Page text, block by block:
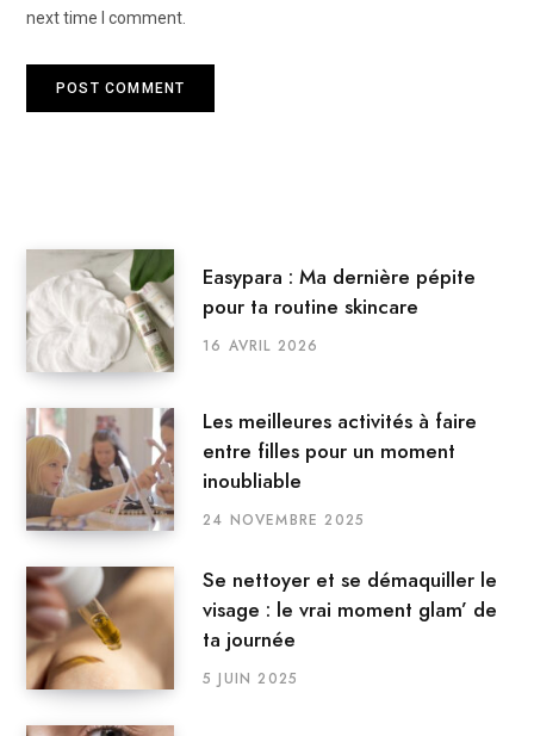
next time I comment.
Easypara : Ma dernière pépite
pour ta routine skincare
16 AVRIL 2026
Les meilleures activités à faire
entre filles pour un moment
inoubliable
24 NOVEMBRE 2025
Se nettoyer et se démaquiller le
visage : le vrai moment glam’ de
ta journée
5 JUIN 2025